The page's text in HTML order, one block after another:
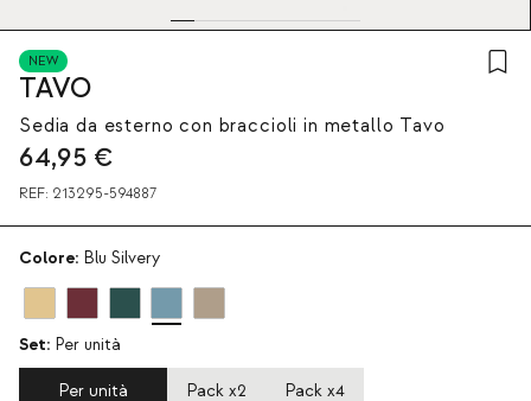
NEW
TAVO
Sedia da esterno con braccioli in metallo Tavo
64,95 €
REF: 213295-594887
Colore: Blu Silvery
Set: Per unità
Per unità Pack x2 Pack x4